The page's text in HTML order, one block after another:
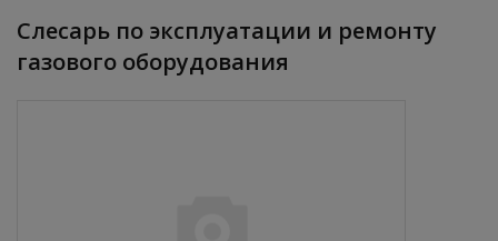
Слесарь по эксплуатации и ремонту
газового оборудования